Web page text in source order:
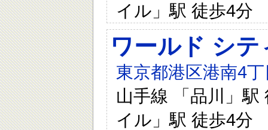
イル」駅 徒歩4分
ワールド シ
東京都港区港南4
山手線 「品川」
イル」駅 徒歩4分